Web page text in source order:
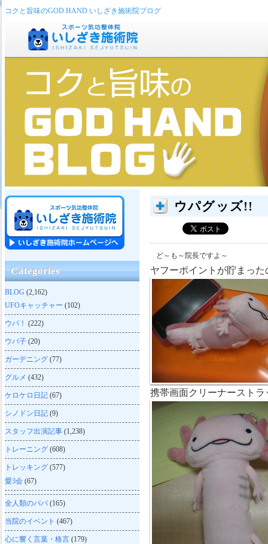
コクと旨味のGOD HAND いしざき施術院ブログ
ウパグッズ!!
ど～も～院長ですよ～
ヤフーポイントが貯まっ
携帯画面クリーナーストラ
Categories
BLOG (2,162)
UFOキャッチャー (102)
ウパ！ (222)
ウパ子 (20)
ガーデニング (77)
グルメ (432)
ケロケロ日記 (67)
シノドン日記 (9)
スタッフ出演記事 (1,238)
トレーニング (608)
トレッキング (577)
愛3会 (67)
全人類のパパ (165)
当院のイベント (467)
心に響く言葉・格言 (179)